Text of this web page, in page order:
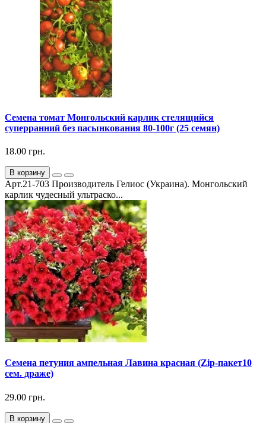
Семена томат Монгольский карлик стелящийся
суперранний без пасынкования 80-100г (25 семян)
18.00 грн.
В корзину
Арт.21-703 Производитель Гелиос (Украина). Монгольский
карлик чудесный ультраско...
Семена петуния ампельная Лавина красная (Zip-пакет10
сем. драже)
29.00 грн.
В корзину